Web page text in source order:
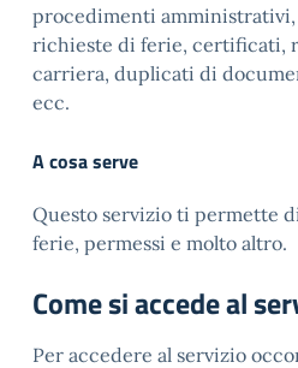
procedimenti amministrativi,
richieste di ferie, certificati,
carriera, duplicati di
ecc.
A cosa serve
Questo servizio ti permette
ferie, permessi e molto altro.
Come si accede al
Per accedere al servizio